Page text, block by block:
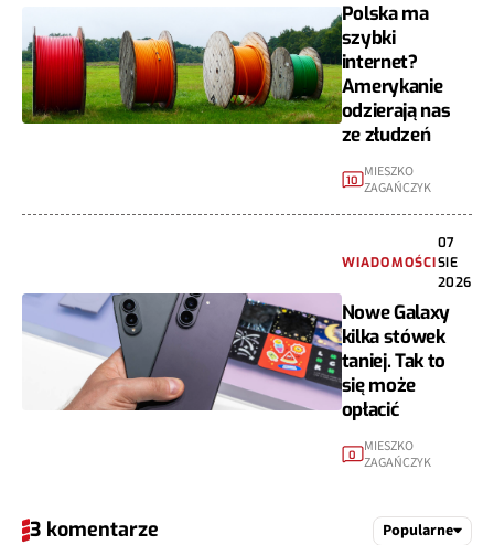
Polska ma
szybki
internet?
Amerykanie
odzierają nas
ze złudzeń
10 MIESZKO
ZAGAŃCZYK
WIADOMOŚCI
07
SIE
2026
Nowe Galaxy
kilka stówek
taniej. Tak to
się może
opłacić
0 MIESZKO
ZAGAŃCZYK
3 komentarze Popularne